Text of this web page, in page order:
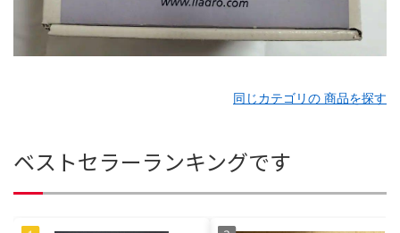
同じカテゴリの 商品を探す
ベストセラーランキングです